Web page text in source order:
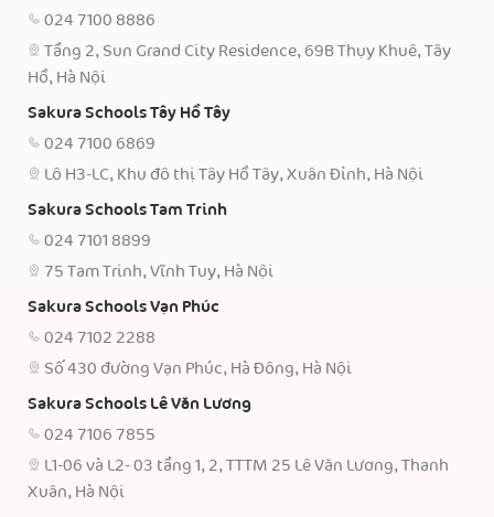
024 7100 8886
Tầng 2, Sun Grand City Residence, 69B Thụy Khuê, Tây
Hồ, Hà Nội
Sakura Schools Tây Hồ Tây
024 7100 6869
Lô H3-LC, Khu đô thị Tây Hồ Tây, Xuân Đỉnh, Hà Nội
Sakura Schools Tam Trinh
024 7101 8899
75 Tam Trinh, Vĩnh Tuy, Hà Nội
Sakura Schools Vạn Phúc
024 7102 2288
Số 430 đường Vạn Phúc, Hà Đông, Hà Nội
Sakura Schools Lê Văn Lương
024 7106 7855
L1-06 và L2- 03 tầng 1, 2, TTTM 25 Lê Văn Lương, Thanh
Xuân, Hà Nội